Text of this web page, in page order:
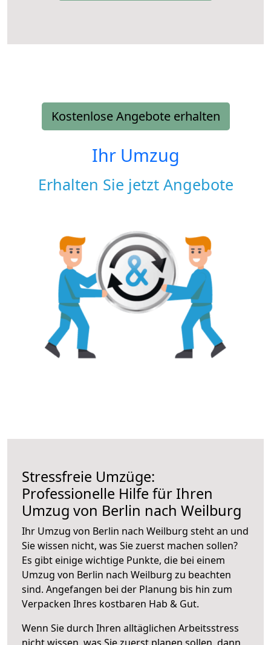
Kostenlose Angebote erhalten
Ihr Umzug
Erhalten Sie jetzt Angebote
Stressfreie Umzüge:
Professionelle Hilfe für Ihren
Umzug von Berlin nach Weilburg
Ihr Umzug von Berlin nach Weilburg steht an und
Sie wissen nicht, was Sie zuerst machen sollen?
Es gibt einige wichtige Punkte, die bei einem
Umzug von Berlin nach Weilburg zu beachten
sind. Angefangen bei der Planung bis hin zum
Verpacken Ihres kostbaren Hab & Gut.
Wenn Sie durch Ihren alltäglichen Arbeitsstress